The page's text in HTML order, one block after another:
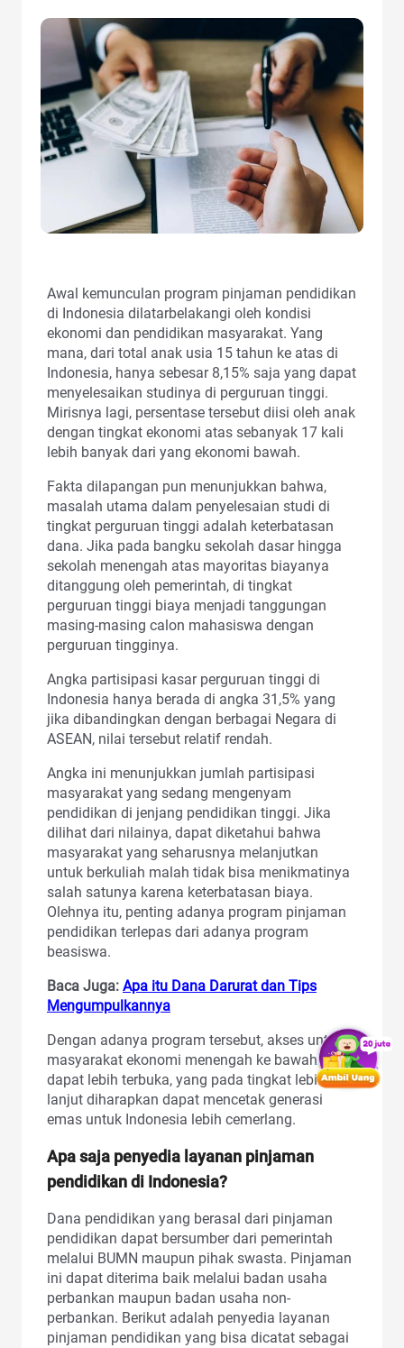
Awal kemunculan program pinjaman pendidikan
di Indonesia dilatarbelakangi oleh kondisi
ekonomi dan pendidikan masyarakat. Yang
mana, dari total anak usia 15 tahun ke atas di
Indonesia, hanya sebesar 8,15% saja yang dapat
menyelesaikan studinya di perguruan tinggi.
Mirisnya lagi, persentase tersebut diisi oleh anak
dengan tingkat ekonomi atas sebanyak 17 kali
lebih banyak dari yang ekonomi bawah.
Fakta dilapangan pun menunjukkan bahwa,
masalah utama dalam penyelesaian studi di
tingkat perguruan tinggi adalah keterbatasan
dana. Jika pada bangku sekolah dasar hingga
sekolah menengah atas mayoritas biayanya
ditanggung oleh pemerintah, di tingkat
perguruan tinggi biaya menjadi tanggungan
masing-masing calon mahasiswa dengan
perguruan tingginya.
Angka partisipasi kasar perguruan tinggi di
Indonesia hanya berada di angka 31,5% yang
jika dibandingkan dengan berbagai Negara di
ASEAN, nilai tersebut relatif rendah.
Angka ini menunjukkan jumlah partisipasi
masyarakat yang sedang mengenyam
pendidikan di jenjang pendidikan tinggi. Jika
dilihat dari nilainya, dapat diketahui bahwa
masyarakat yang seharusnya melanjutkan
untuk berkuliah malah tidak bisa menikmatinya
salah satunya karena keterbatasan biaya.
Olehnya itu, penting adanya program pinjaman
pendidikan terlepas dari adanya program
beasiswa.
Baca Juga: Apa itu Dana Darurat dan Tips
Mengumpulkannya
Dengan adanya program tersebut, akses untuk
masyarakat ekonomi menengah ke bawah
dapat lebih terbuka, yang pada tingkat lebih
lanjut diharapkan dapat mencetak generasi
emas untuk Indonesia lebih cemerlang.
Apa saja penyedia layanan pinjaman
pendidikan di Indonesia?
Dana pendidikan yang berasal dari pinjaman
pendidikan dapat bersumber dari pemerintah
melalui BUMN maupun pihak swasta. Pinjaman
ini dapat diterima baik melalui badan usaha
perbankan maupun badan usaha non-
perbankan. Berikut adalah penyedia layanan
pinjaman pendidikan yang bisa dicatat sebagai